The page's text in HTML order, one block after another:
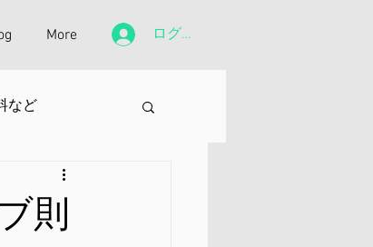
More ログイン
など
則